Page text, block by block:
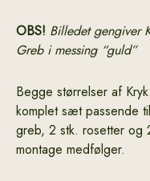
OBS! Billedet gengiver
Greb i messing “guld”
Begge størrelser af
komplet sæt passende
greb, 2 stk. rosetter og
montage medfølger.